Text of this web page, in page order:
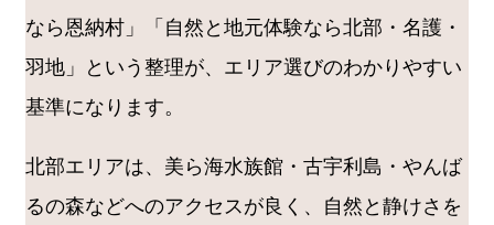
なら恩納村」「自然と地元体験なら北部・名護・
羽地」という整理が、エリア選びのわかりやすい
基準になります。
北部エリアは、美ら海水族館・古宇利島・やんば
るの森などへのアクセスが良く、自然と静けさを